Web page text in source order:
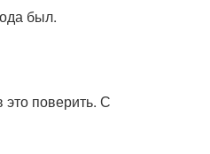
был.
поверить. С